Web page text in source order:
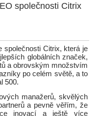
společnosti Citrix
společnosti Citrix, která je
globálních značek,
a obrovským množstvím
po celém světě, a to
500.
manažerů, skvělých
a pevně věřím, že
inovací a ještě více